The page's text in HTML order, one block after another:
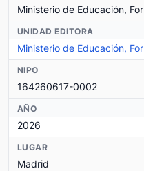
Ministerio de Educación,
UNIDAD EDITORA
Ministerio de Educación,
NIPO
164260617-0002
AÑO
2026
LUGAR
Madrid